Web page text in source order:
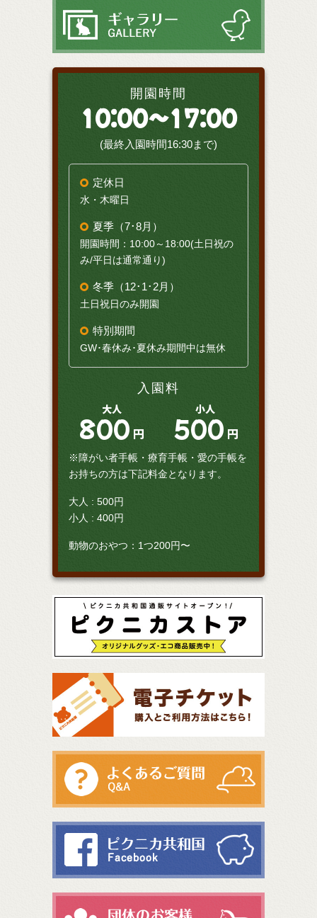
開園時間
10:00～17:00
(最終入園時間16:30まで)
定休日
水・木曜日
夏季（7･8月）
開園時間：10:00～18:00(土日祝の
み/平日は通常通り)
冬季（12･1･2月）
土日祝日のみ開園
特別期間
GW･春休み･夏休み期間中は無休
入園料
大人
800 円
小人
500 円
※障がい者手帳・療育手帳・愛の手帳を
お持ちの方は下記料金となります。
大人 : 500円
小人 : 400円
動物のおやつ：1つ200円〜